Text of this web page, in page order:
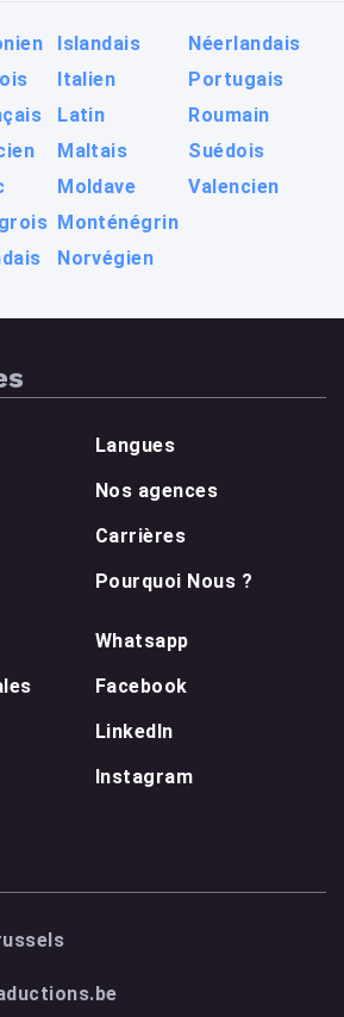
Islandais
Italien
Latin
Maltais
Moldave
Monténégrin
Norvégien
Néerlandais
Portugais
Roumain
Suédois
Valencien
Langues
Nos agences
Carrières
Pourquoi Nous ?
Whatsapp
Facebook
LinkedIn
Instagram